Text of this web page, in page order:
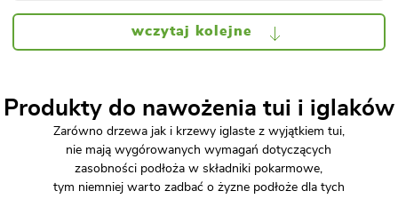
wczytaj kolejne
Produkty do nawożenia tui i iglaków
Zarówno drzewa jak i krzewy iglaste z wyjątkiem tui,
nie mają wygórowanych wymagań dotyczących
zasobności podłoża w składniki pokarmowe,
tym niemniej warto zadbać o żyzne podłoże dla tych